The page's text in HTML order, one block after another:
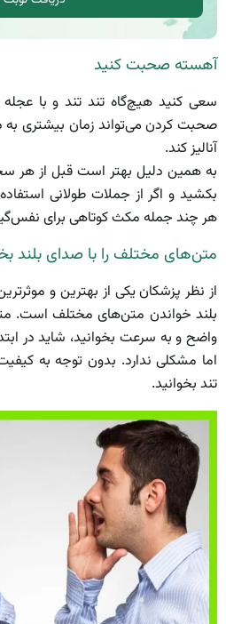
آهسته صحبت کنید
سعی کنید هیچ‌گاه تند تند و با
صحبت کردن می‌تواند زمان بیشتری به
آنالیز کند.
به همین دلیل بهتر است قبل از
بکشید و اگر از جملات طولانی
هر چند جمله مکث کوتاهی برای
متن‌های مختلف را با صدای بلند
از نظر پزشکان یکی از بهترین و
بلند خواندن متن‌های مختلف است.
واضح و به سرعت بخوانید، شاید در
اما مشکلی ندارد. بدون توجه به
تند بخوانید.